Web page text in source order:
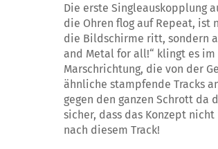
Die erste Singleauskopplung
die Ohren flog auf Repeat, ist
die Bildschirme ritt, sondern
and Metal for all!“ klingt es
Marschrichtung, die von der
ähnliche stampfende Tracks
gegen den ganzen Schrott da
sicher, dass das Konzept
nach diesem Track!